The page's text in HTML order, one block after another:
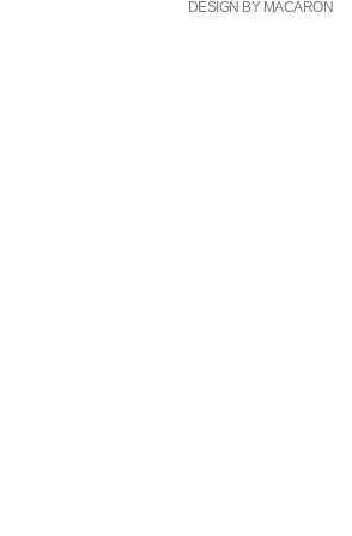
DESIGN BY MACARON